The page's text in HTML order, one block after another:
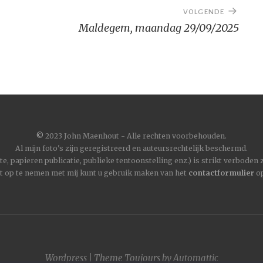
VOLGENDE
Maldegem, maandag 29/09/2025
© 2023 John Maenhout - Alle rechten voorbehouden.
Al mijn foto's zijn geregistreerd en auteursrechtelijk beschermd.
papieren publicatie, publieke tentoonstelling enz.) is strikt
op te nemen met mij kunt u gebruik maken van het contactformulier
Wordpress| Theme ToujoursbyAutomattic